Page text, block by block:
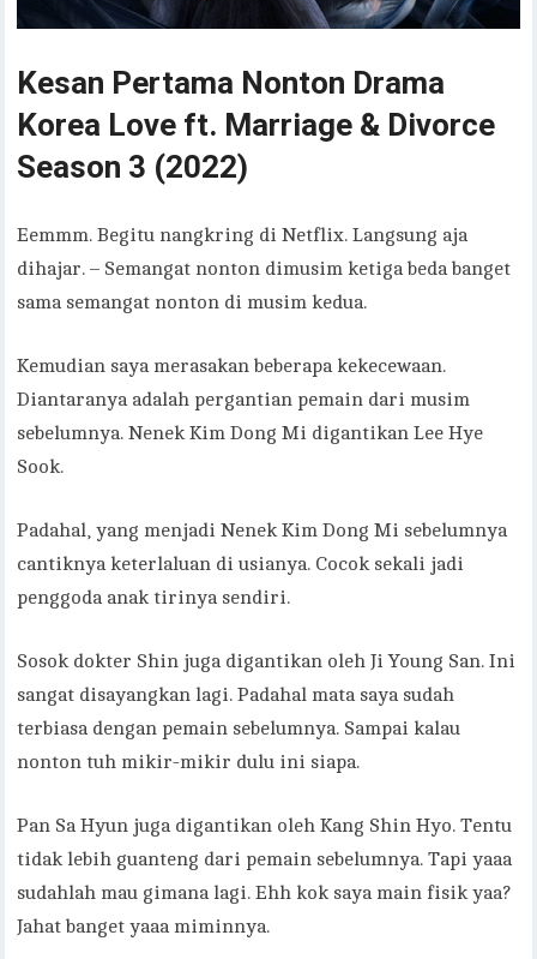
Kesan Pertama Nonton Drama
Korea Love ft. Marriage & Divorce
Season 3 (2022)
Eemmm. Begitu nangkring di Netflix. Langsung aja
dihajar. – Semangat nonton dimusim ketiga beda banget
sama semangat nonton di musim kedua.
Kemudian saya merasakan beberapa kekecewaan.
Diantaranya adalah pergantian pemain dari musim
sebelumnya. Nenek Kim Dong Mi digantikan Lee Hye
Sook.
Padahal, yang menjadi Nenek Kim Dong Mi sebelumnya
cantiknya keterlaluan di usianya. Cocok sekali jadi
penggoda anak tirinya sendiri.
Sosok dokter Shin juga digantikan oleh Ji Young San. Ini
sangat disayangkan lagi. Padahal mata saya sudah
terbiasa dengan pemain sebelumnya. Sampai kalau
nonton tuh mikir-mikir dulu ini siapa.
Pan Sa Hyun juga digantikan oleh Kang Shin Hyo. Tentu
tidak lebih guanteng dari pemain sebelumnya. Tapi yaaa
sudahlah mau gimana lagi. Ehh kok saya main fisik yaa?
Jahat banget yaaa miminnya.